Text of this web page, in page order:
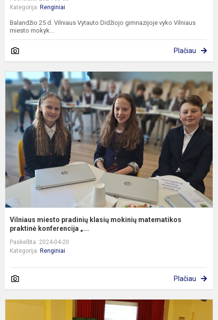
Kategorija: Renginiai
Balandžio 25 d. Vilniaus Vytauto Didžiojo gimnazijoje vyko Vilniaus
miesto mokyk...
Plačiau
Vilniaus miesto pradinių klasių mokinių matematikos
praktinė konferencija „...
Paskelbta: 2024-04-20
Kategorija: Renginiai
Plačiau